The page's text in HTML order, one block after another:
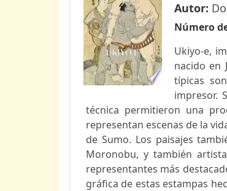
Autor:
Número
Ukiyo-e,
nacido en
típicas
impresor.
técnica permitieron una
representan escenas de la
de Sumo. Los paisajes
Moronobu, y también
representantes más
gráfica de estas estampas